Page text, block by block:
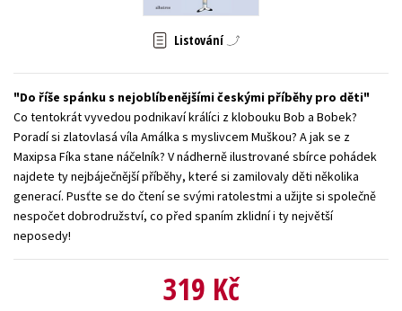
Listování
Do říše spánku s nejoblíbenějšími českými příběhy pro děti
Co tentokrát vyvedou podnikaví králíci z klobouku Bob a Bobek?
Poradí si zlatovlasá víla Amálka s myslivcem Muškou? A jak se z
Maxipsa Fíka stane náčelník? V nádherně ilustrované sbírce pohádek
najdete ty nejbáječnější příběhy, které si zamilovaly děti několika
generací. Pusťte se do čtení se svými ratolestmi a užijte si společně
nespočet dobrodružství, co před spaním zklidní i ty největší
neposedy!
319 Kč